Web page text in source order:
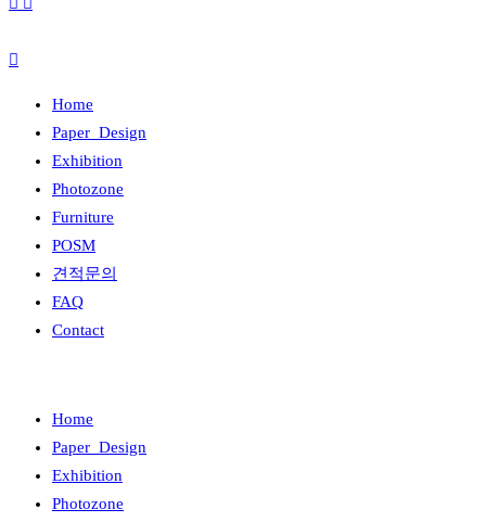
Home
Paper_Design
Exhibition
Photozone
Furniture
POSM
견적문의
FAQ
Contact
Home
Paper_Design
Exhibition
Photozone